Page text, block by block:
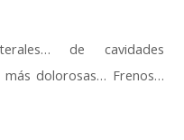
de cavidades
dolorosas… Frenos…